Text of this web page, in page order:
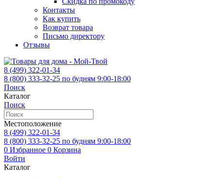
Контакты
Как купить
Возврат товара
Письмо директору
Отзывы
8 (499) 322-01-34
8 (800) 333-32-25 по будням 9:00-18:00
Поиск
Каталог
Поиск
Местоположение
8 (499) 322-01-34
8 (800) 333-32-25 по будням 9:00-18:00
0 Избранное 0 Корзина
Войти
Каталог